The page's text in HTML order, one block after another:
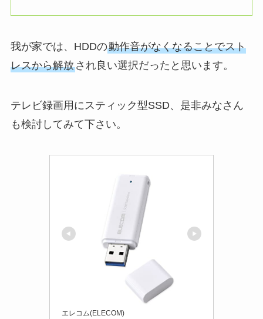
我が家では、HDDの動作音がなくなることでスト
レスから解放され良い選択だったと思います。
テレビ録画用にスティック型SSD、是非みなさん
も検討してみて下さい。
エレコム(ELECOM)